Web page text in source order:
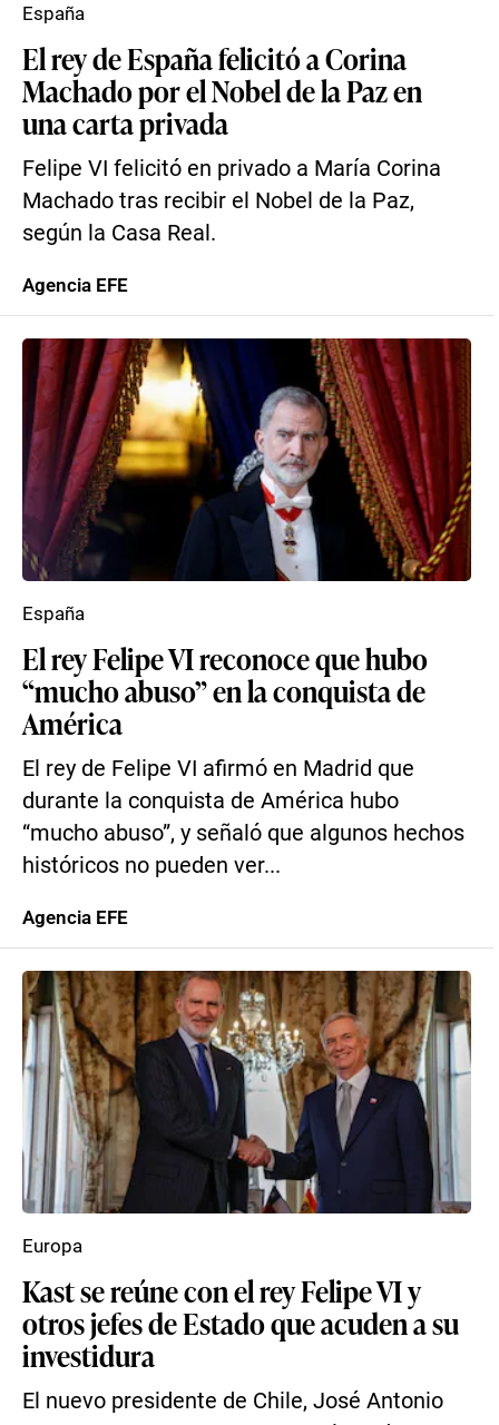
El rey de España felicitó a Corina
Machado por el Nobel de la Paz en
una carta privada
Felipe VI felicitó en privado a María Corina
Machado tras recibir el Nobel de la Paz,
según la Casa Real.
España
Agencia EFE
El rey Felipe VI reconoce que hubo
“mucho abuso” en la conquista de
América
El rey de Felipe VI afirmó en Madrid que
durante la conquista de América hubo
“mucho abuso”, y señaló que algunos hechos
históricos no pueden ver...
España
Agencia EFE
Kast se reúne con el rey Felipe VI y
otros jefes de Estado que acuden a su
investidura
El nuevo presidente de Chile, José Antonio
Europa